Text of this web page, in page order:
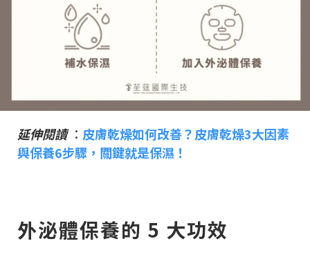
延伸閱讀 ： 皮膚乾燥如何改善？皮膚乾燥3大因素
與保養6步驟，關鍵就是保濕！
外泌體保養的 5 大功效